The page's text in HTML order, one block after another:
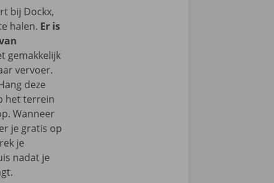
bij Dockx,
halen. Er is
gemakkelijk
vervoer.
deze
het terrein
Wanneer
je gratis op
je
nadat je